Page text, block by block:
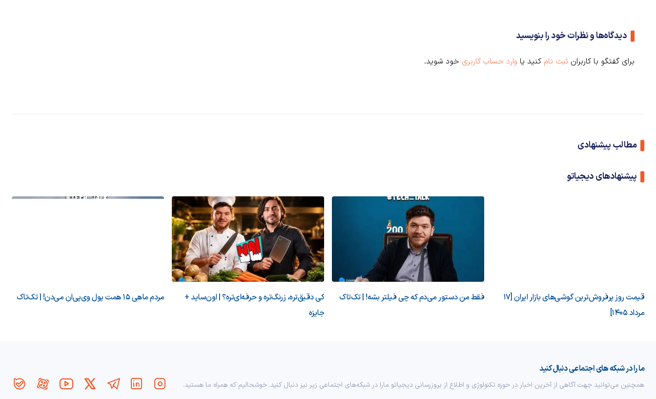
دیدگاه‌ها و نظرات خود را بنویسید
برای گفتگو با کاربران ثبت نام کنید یا وارد حساب کاربری خود شوید.
مطالب پیشنهادی
پیشنهادهای دیجیاتو
قیمت روز پرفروش‌ترین گوشی‌های بازار ایران [17
مرداد 1405]
فقط من دستور می‌دم که چی فیلتر بشه! | تک‌تاک
کی دقیق‌تره، زرنگ‌تره و حرفه‌ای‌تره؟ | اون‌ساید +
جایزه
مردم ماهی ۱۵ همت پول وی‌پی‌ان می‌دن! | تک‌تاک
ما را در شبکه های اجتماعی دنبال کنید
همچنین می‌توانید جهت آگاهی از آخرین اخبار در حوزه تکنولوژی و اطلاع از بروزرسانی دیجیاتو مارا در شبکه‌های اجتماعی زیر نیز دنبال کنید. خوشحالیم که همراه ما هستید.